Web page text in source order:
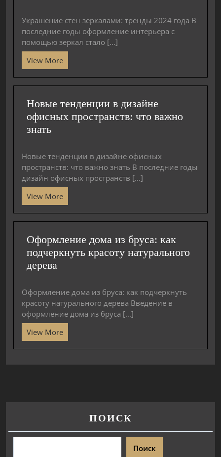
Украшение стен зеркалами: тренды 2024 года В
последние годы оформление интерьера с
помощью зеркал стало [...]
View More
Новые тенденции в дизайне
офисных пространств: что важно
знать
Новые тенденции в дизайне офисных
пространств: что важно знать В последние годы
дизайн офисных пространств [...]
View More
Оформление дома из бруса: как
подчеркнуть красоту натурального
дерева
Оформление дома из бруса: как подчеркнуть
красоту натурального дерева Введение в
оформление дома из бруса [...]
View More
ПОИСК
Поиск